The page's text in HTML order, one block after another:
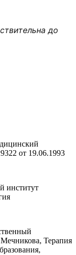
до
от 19.06.1993
институт
Терапия